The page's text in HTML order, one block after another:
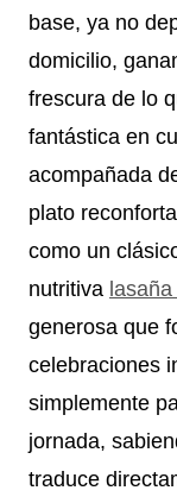
base, ya no
domicilio,
frescura de lo
fantástica en
acompañada
plato
como un
nutritiva
generosa que
celebraciones
simplemente
jornada,
traduce